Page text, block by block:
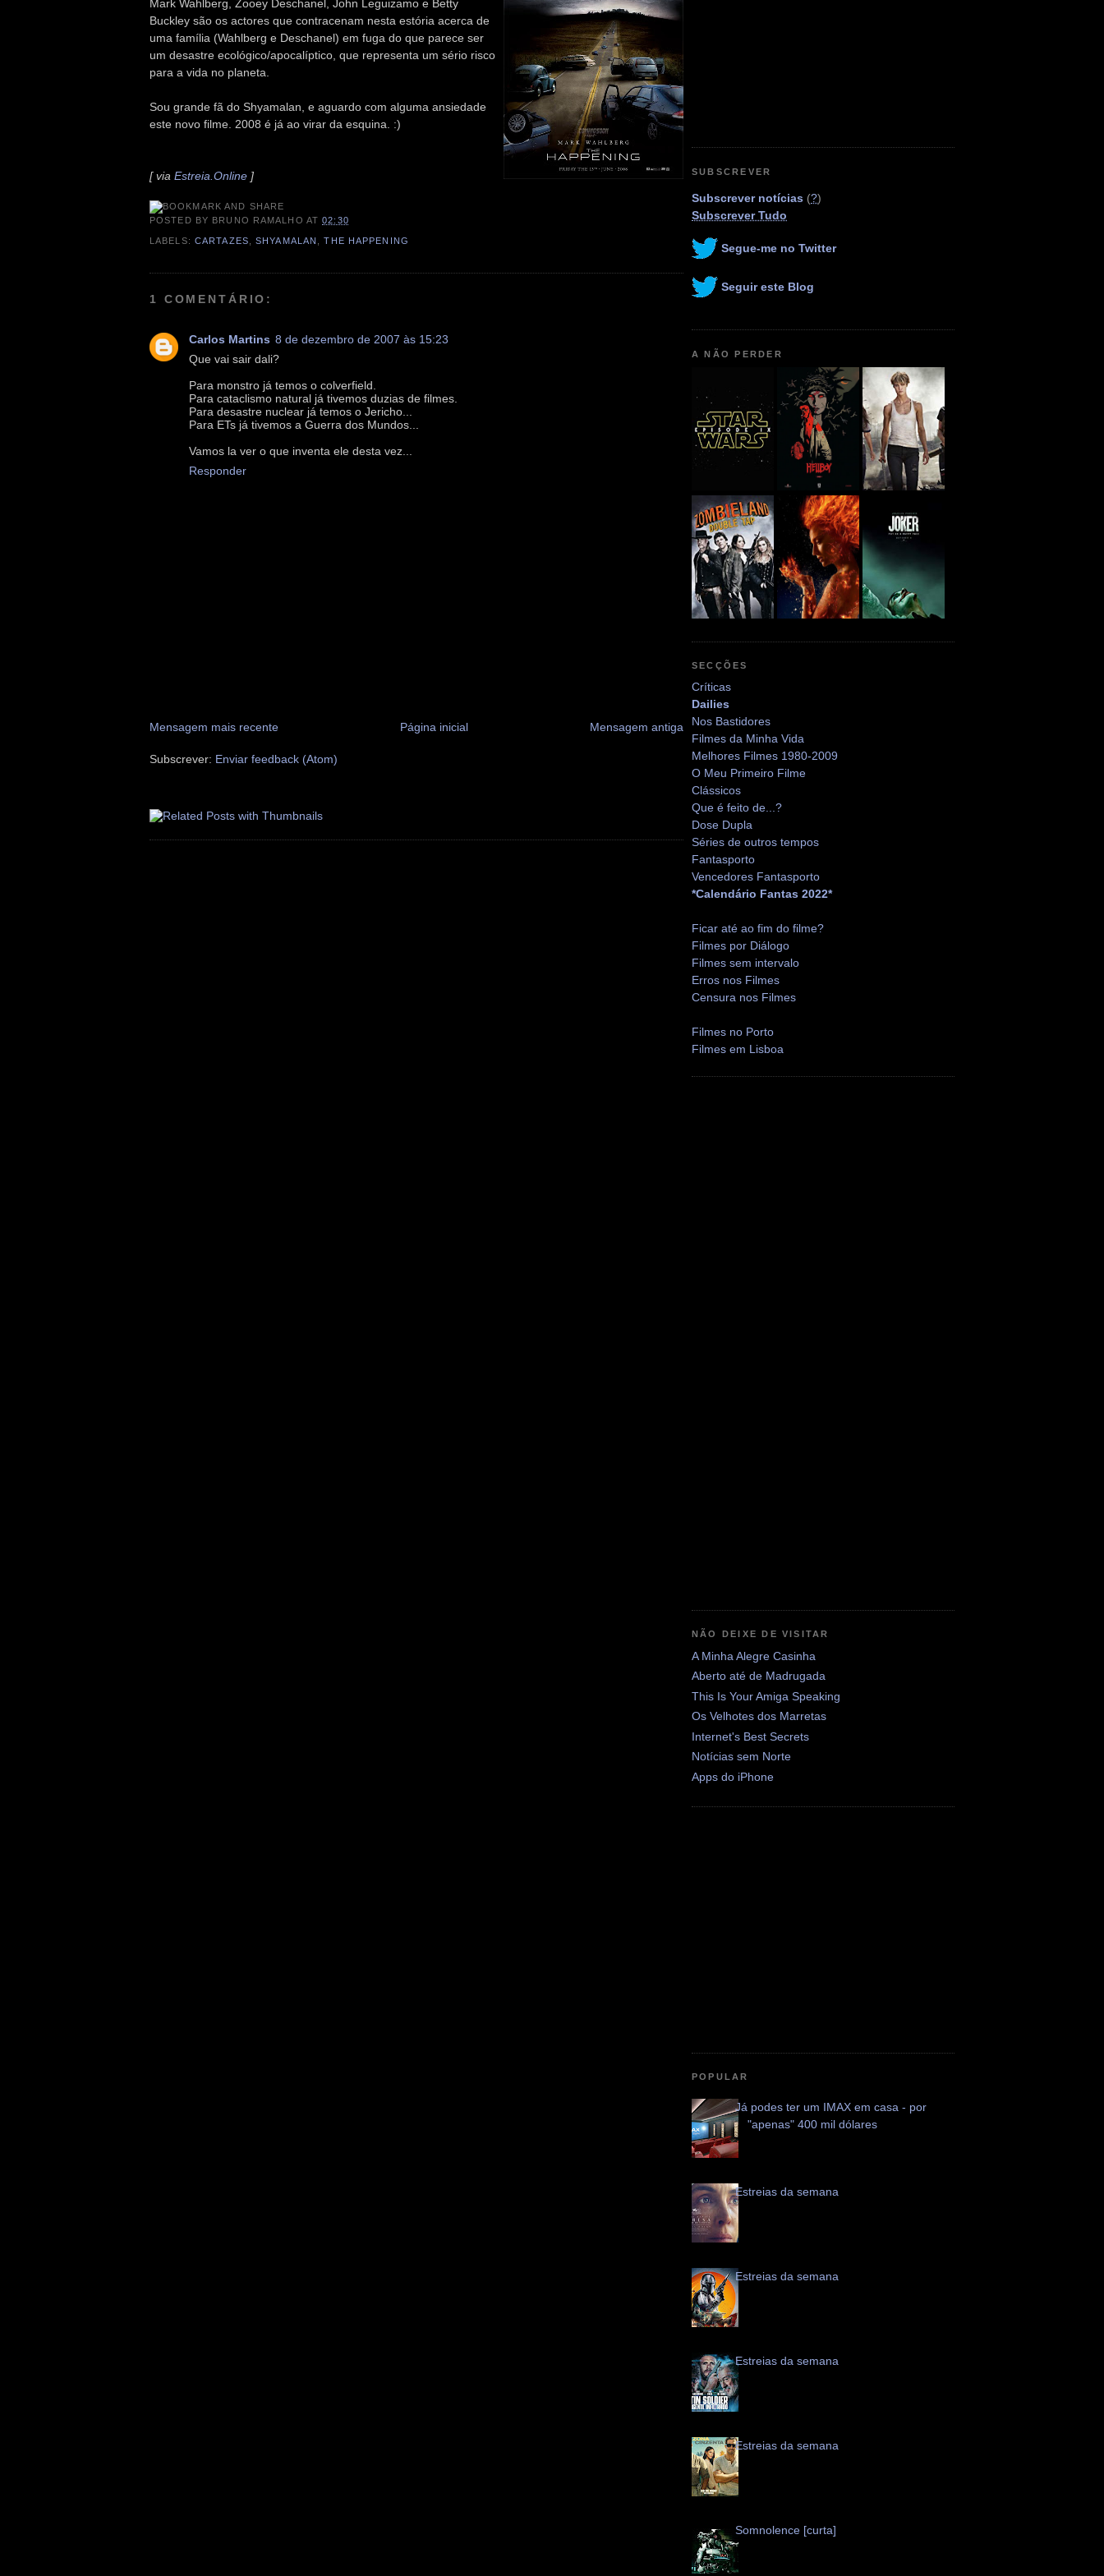
Mark Wahlberg, Zooey Deschanel, John Leguizamo e Betty
Buckley são os actores que contracenam nesta estória acerca de
uma família (Wahlberg e Deschanel) em fuga do que parece ser
um desastre ecológico/apocalíptico, que representa um sério risco
para a vida no planeta.
Sou grande fã do Shyamalan, e aguardo com alguma ansiedade
este novo filme. 2008 é já ao virar da esquina. :)
[ via Estreia.Online ]
POSTED BY BRUNO RAMALHO AT02:30
LABELS: CARTAZES ,SHYAMALAN ,THE HAPPENING
1 COMENTÁRIO:
Carlos Martins 8 de dezembro de 2007 às 15:23
Que vai sair dali?
Para monstro já temos o colverfield.
Para cataclismo natural já tivemos duzias de filmes.
Para desastre nuclear já temos o Jericho...
Para ETs já tivemos a Guerra dos Mundos...
Vamos la ver o que inventa ele desta vez...
Responder
Mensagem mais recente Mensagem antiga
Página inicial
Subscrever: Enviar feedback (Atom)
SUBSCREVER
Subscrever notícias (?)
Subscrever Tudo
Segue-me no Twitter
Seguir este Blog
A NÃO PERDER
SECÇÕES
Críticas
Dailies
Nos Bastidores
Filmes da Minha Vida
Melhores Filmes 1980-2009
O Meu Primeiro Filme
Clássicos
Que é feito de...?
Dose Dupla
Séries de outros tempos
Fantasporto
Vencedores Fantasporto
*Calendário Fantas 2022*
Ficar até ao fim do filme?
Filmes por Diálogo
Filmes sem intervalo
Erros nos Filmes
Censura nos Filmes
Filmes no Porto
Filmes em Lisboa
NÃO DEIXE DE VISITAR
A Minha Alegre Casinha
Aberto até de Madrugada
This Is Your Amiga Speaking
Os Velhotes dos Marretas
Internet's Best Secrets
Notícias sem Norte
Apps do iPhone
POPULAR
Já podes ter um IMAX em casa - por
"apenas" 400 mil dólares
Estreias da semana
Estreias da semana
Estreias da semana
Estreias da semana
Somnolence [curta]